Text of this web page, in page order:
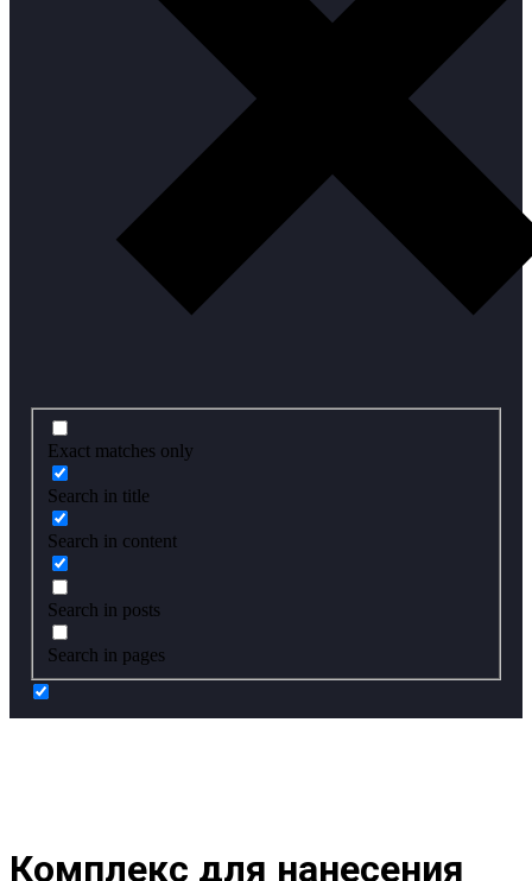
Exact matches only
Search in title
Search in content
Search in posts
Search in pages
Комплекс для нанесения